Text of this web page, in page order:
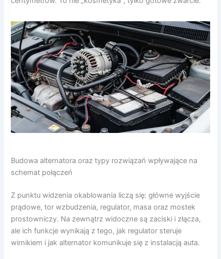
Budowa alternatora oraz typy rozwiązań wpływające na
schemat połączeń
Z punktu widzenia okablowania liczą się: główne wyjście
prądowe, tor wzbudzenia, regulator, masa oraz mostek
prostowniczy. Na zewnątrz widoczne są zaciski i złącza,
ale ich funkcje wynikają z tego, jak regulator steruje
wirnikiem i jak alternator komunikuje się z instalacją auta.